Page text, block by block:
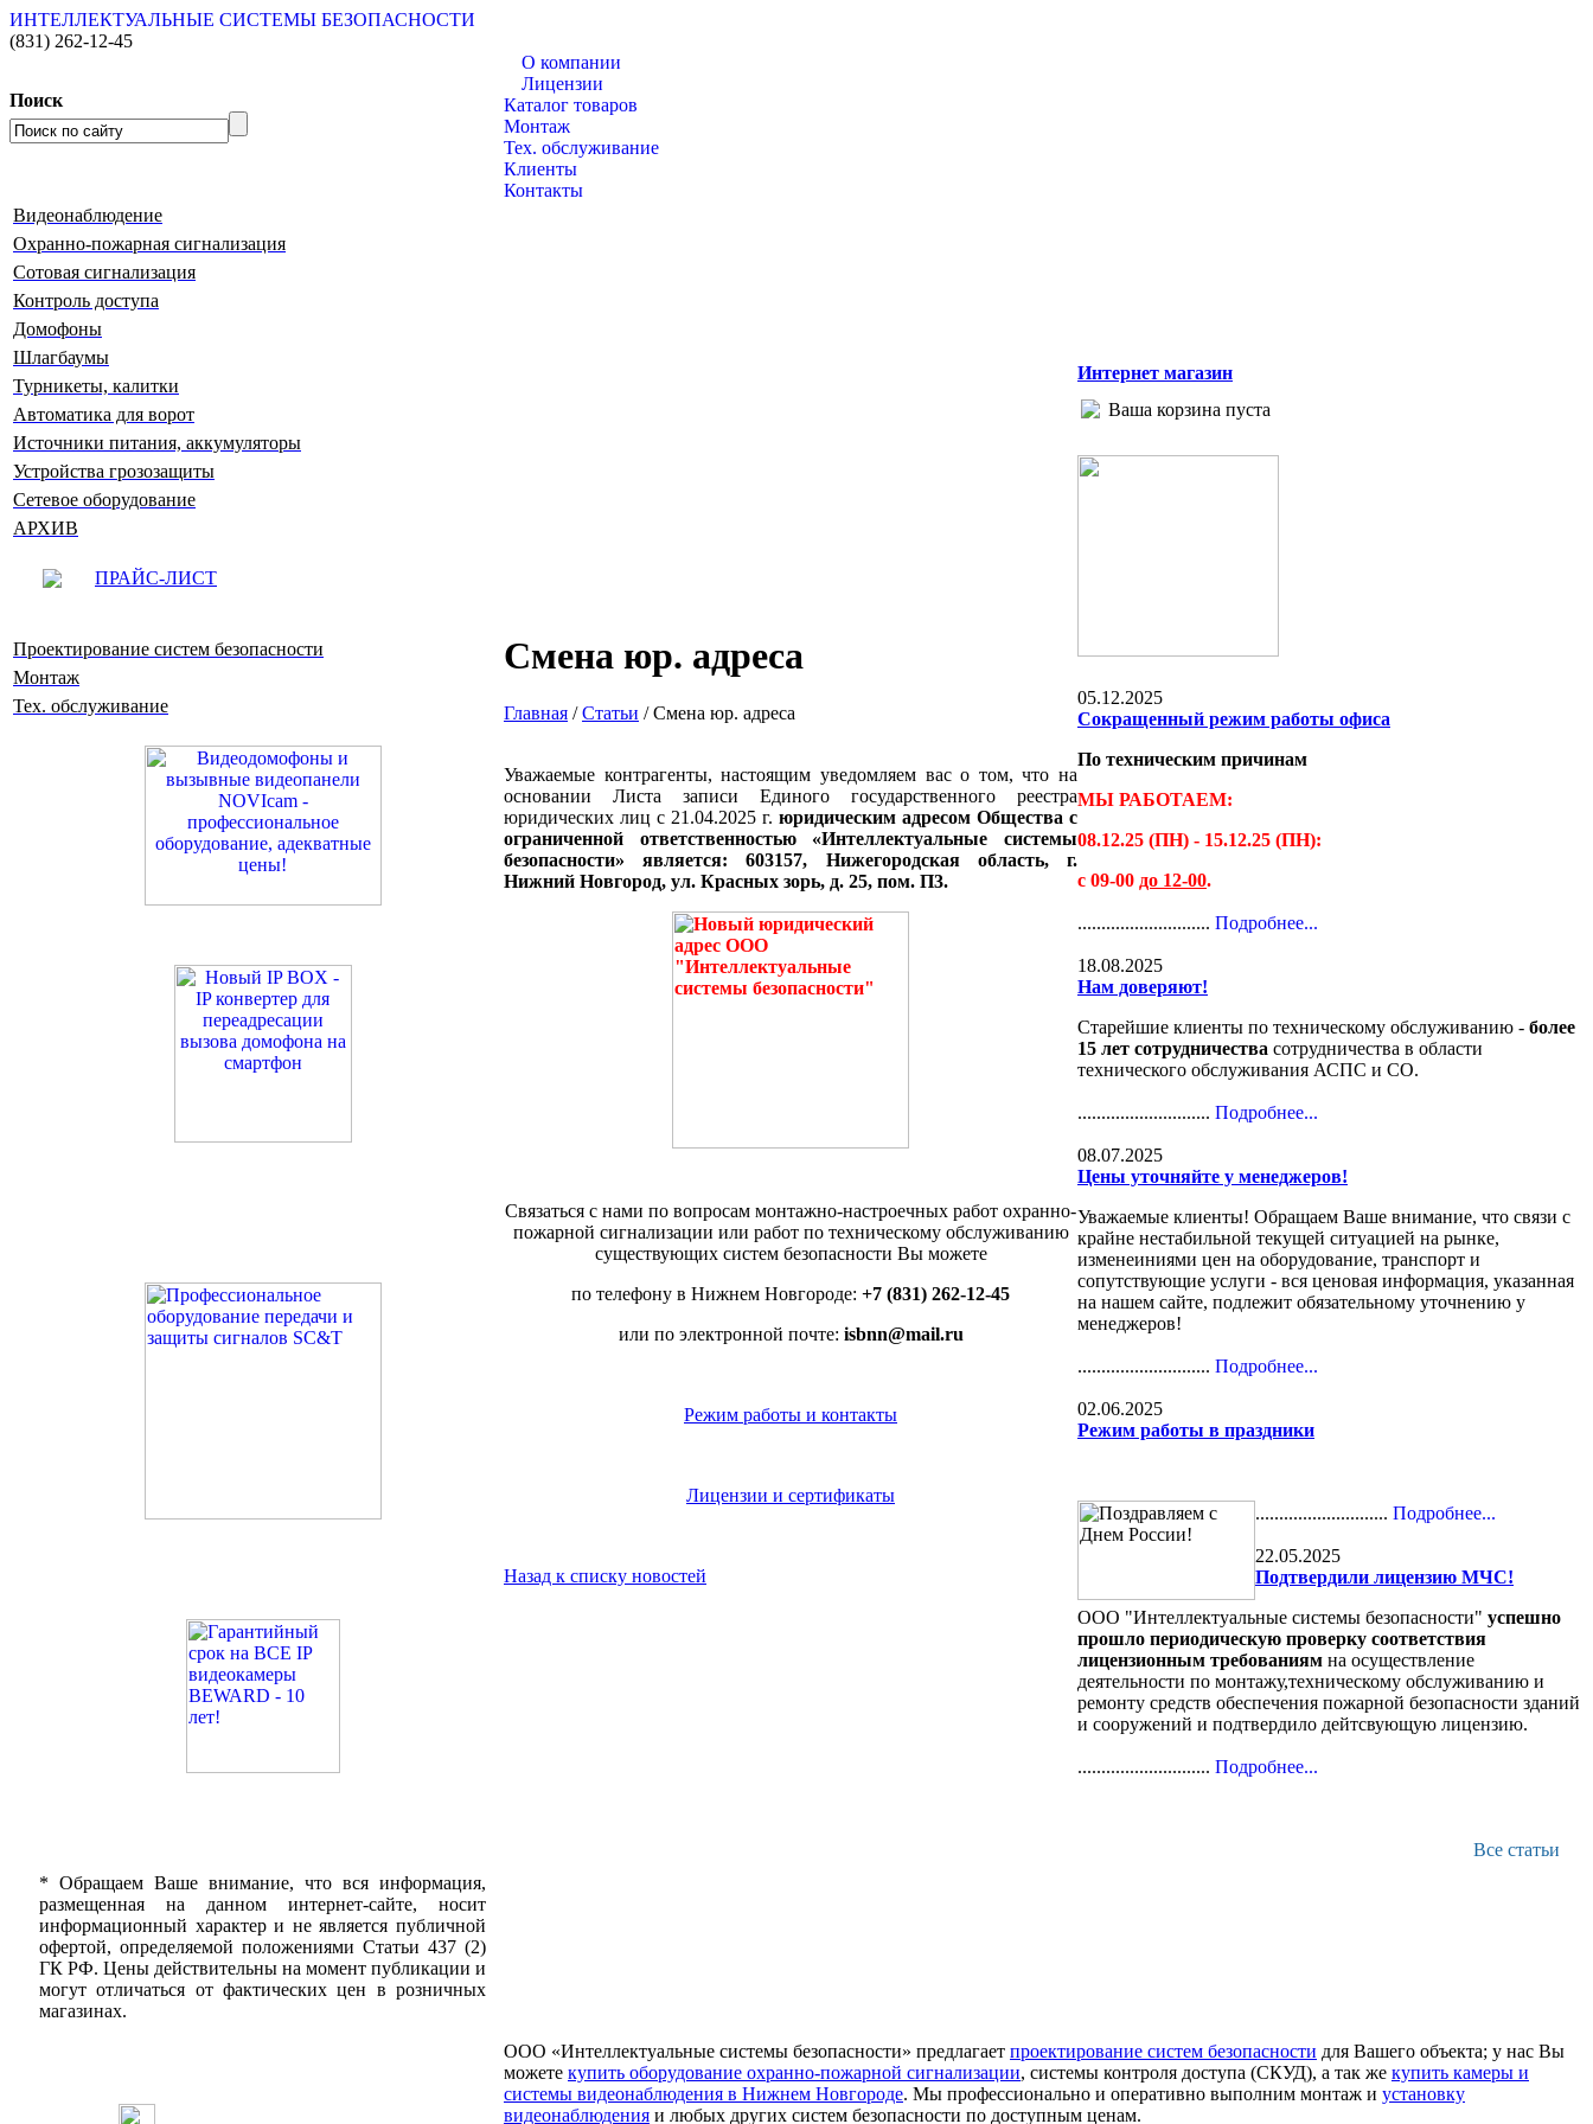
ИНТЕЛЛЕКТУАЛЬНЫЕ СИСТЕМЫ БЕЗОПАСНОСТИ
(831) 262-12-45
Поиск
О компании
Лицензии
Каталог товаров
Монтаж
Тех. обслуживание
Клиенты
Контакты
Видеонаблюдение
Охранно-пожарная сигнализация
Сотовая сигнализация
Контроль доступа
Домофоны
Шлагбаумы
Турникеты, калитки
Автоматика для ворот
Источники питания, аккумуляторы
Устройства грозозащиты
Сетевое оборудование
АРХИВ
ПРАЙС-ЛИСТ
Проектирование систем безопасности
Монтаж
Тех. обслуживание
* Обращаем Ваше внимание, что вся информация,
размещенная на данном интернет-сайте, носит
информационный характер и не является публичной
офертой, определяемой положениями Статьи 437 (2)
ГК РФ. Цены действительны на момент публикации и
могут отличаться от фактических цен в розничных
магазинах.
Смена юр. адреса
Главная /Статьи /Смена юр. адреса
Уважаемые контрагенты, настоящим уведомляем вас о том, что на
основании Листа записи Единого государственного реестра
юридических лиц с 21.04.2025 г. юридическим адресом Общества с
ограниченной ответственностью «Интеллектуальные системы
безопасности» является: 603157, Нижегородская область, г.
Нижний Новгород, ул. Красных зорь, д. 25, пом. П3.
Связаться с нами по вопросам монтажно-настроечных работ охранно-
пожарной сигнализации или работ по техническому обслуживанию
существующих систем безопасности Вы можете
по телефону в Нижнем Новгороде: +7 (831) 262-12-45
или по электронной почте: isbnn@mail.ru
Режим работы и контакты
Лицензии и сертификаты
Назад к списку новостей
Интернет магазин
Ваша корзина пуста
05.12.2025
Сокращенный режим работы офиса
По техническим причинам
МЫ РАБОТАЕМ:
08.12.25 (ПН) - 15.12.25 (ПН):
с 09-00 до 12-00.
............................ Подробнее...
18.08.2025
Нам доверяют!
Старейшие клиенты по техническому обслуживанию - более
15 лет сотрудничества сотрудничества в области
технического обслуживания АСПС и СО.
............................ Подробнее...
08.07.2025
Цены уточняйте у менеджеров!
Уважаемые клиенты! Обращаем Ваше внимание, что связи с
крайне нестабильной текущей ситуацией на рынке,
изменеиниями цен на оборудование, транспорт и
сопутствующие услуги - вся ценовая информация, указанная
на нашем сайте, подлежит обязательному уточнению у
менеджеров!
............................ Подробнее...
02.06.2025
Режим работы в праздники
............................ Подробнее...
22.05.2025
Подтвердили лицензию МЧС!
ООО "Интеллектуальные системы безопасности" успешно
прошло периодическую проверку соответствия
лицензионным требованиям на осуществление
деятельности по монтажу,техническому обслуживанию и
ремонту средств обеспечения пожарной безопасности зданий
и сооружений и подтвердило дейтсвующую лицензию.
............................ Подробнее...
Все статьи
ООО «Интеллектуальные системы безопасности» предлагает проектирование систем безопасности для Вашего объекта; у нас Вы
можете купить оборудование охранно-пожарной сигнализации, системы контроля доступа (СКУД), а так же купить камеры и
системы видеонаблюдения в Нижнем Новгороде. Мы профессионально и оперативно выполним монтаж и установку
видеонаблюдения и любых других систем безопасности по доступным ценам.